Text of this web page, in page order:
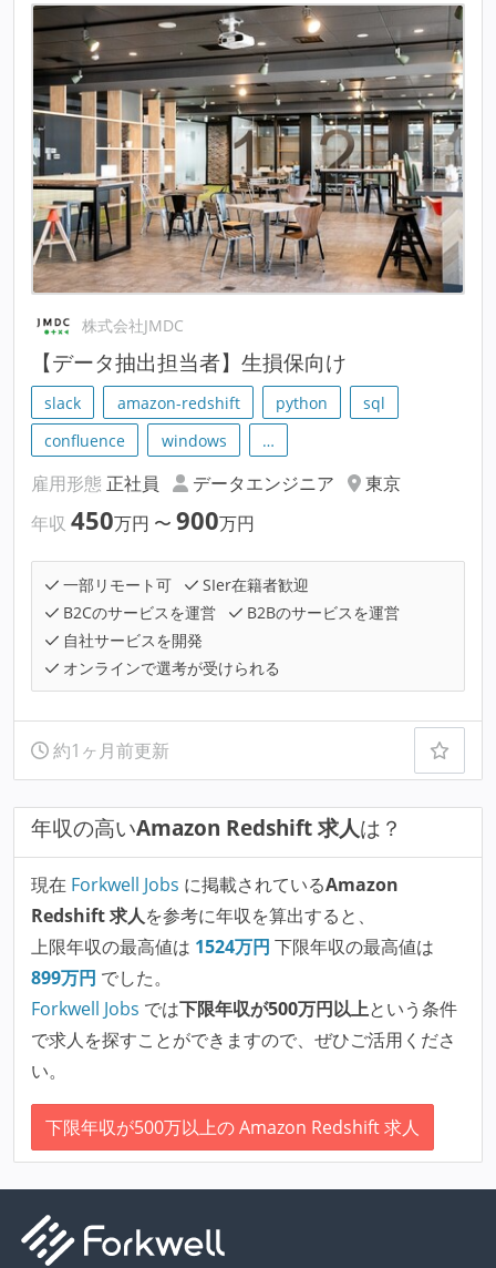
株式会社JMDC
【データ抽出担当者】生損保向け
slack amazon-redshift python
sql
confluence
windows …
雇用形態 正社員 データエンジニア
東京
年収 450万円 〜 900万円
一部リモート可
SIer在籍者歓迎
B2Cのサービスを運営
B2Bのサービスを運営
自社サービスを開発
オンラインで選考が受けられる
約1ヶ月前更新
年収の高いAmazon Redshift 求人は？
現在 Forkwell Jobs に掲載されているAmazon
Redshift 求人を参考に年収を算出すると、
上限年収の最高値は 1524万円 下限年収の最高値は
899万円 でした。
Forkwell Jobs では下限年収が500万円以上という条件
で求人を探すことができますので、ぜひご活用くださ
い。
下限年収が500万以上の Amazon Redshift 求人